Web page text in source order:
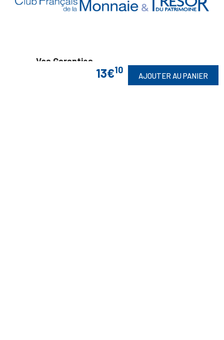
13€10
AJOUTER AU PANIER
Vos Garanties 
